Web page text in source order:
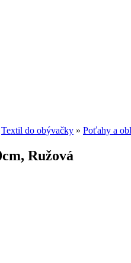
Textil do obývačky » Poťahy a
Ružová